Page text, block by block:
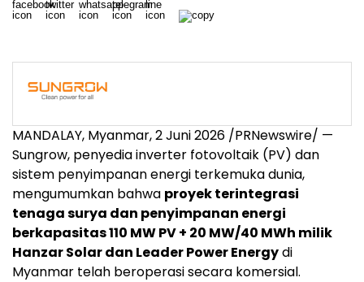
MANDALAY, Myanmar,2 Juni 2026 /PRNewswire/ —
Sungrow, penyedia inverter fotovoltaik (PV) dan
sistem penyimpanan energi terkemuka dunia,
mengumumkan bahwa proyek terintegrasi
tenaga surya dan penyimpanan energi
berkapasitas 110 MW PV + 20 MW/40 MWh milik
Hanzar Solar dan Leader Power Energydi
Myanmar telah beroperasi secara komersial.